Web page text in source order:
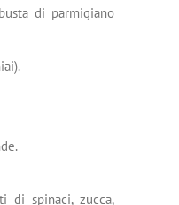
di parmigiano
di spinaci, zucca,